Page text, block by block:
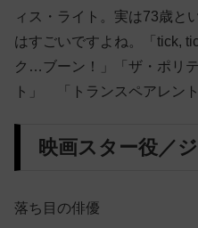
ィス・ライト。実は73歳と
はすごいですよね。「tick,
ク…ブーン！」「ザ・ポリ
ト」 「トランスペアレン
映画スター役／
落ち目の俳優